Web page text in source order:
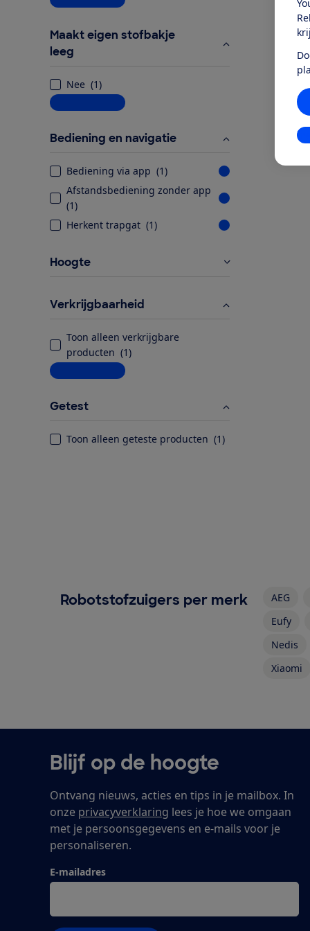
Maakt eigen stofbakje
leeg
Nee (1)
Meer informatie
Bediening en navigatie
Bediening via app (1)
Afstandsbediening zonder app
(1)
Herkent trapgat (1)
Hoogte
Verkrijgbaarheid
Toon alleen verkrijgbare
producten (1)
Meer informatie
Getest
Toon alleen geteste producten (1)
Robotstofzuigers per merk AEG
Eufy
Nedis
Xiaomi
Blijf op de hoogte
Ontvang nieuws, acties en tips in je mailbox. In
onze privacyverklaring lees je hoe we omgaan
met je persoonsgegevens en e-mails voor je
personaliseren.
E-mailadres